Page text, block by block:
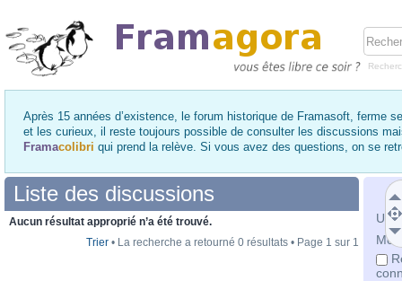
Après 15 années d’existence, le forum historique de Framasoft, ferme
et les curieux, il reste toujours possible de consulter les discussions
Framacolibri qui prend la relève. Si vous avez des questions, on se
Mot
Liste des discussions
Aucun résultat approprié n’a été trouvé.
Trier • La recherche a retourné 0 résultats • Page 1 sur 1